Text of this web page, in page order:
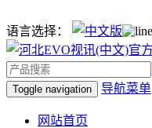
语言选择：
Toggle navigation 导航菜单
网站首页